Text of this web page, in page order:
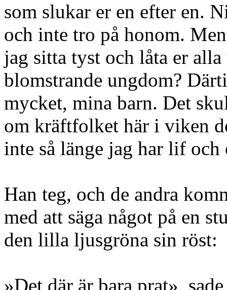
som slukar er en efter en.
och inte tro på honom.
jag sitta tyst och låta er
blomstrande ungdom?
mycket, mina barn. Det
om kräftfolket här i viken
inte så länge jag har lif
Han teg, och de andra
med att säga något på en
den lilla ljusgröna sin röst:
»Det där är bara prat»,